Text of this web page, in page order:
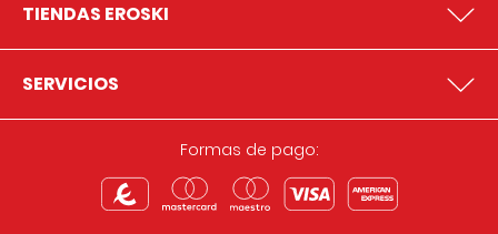
TIENDAS EROSKI
SERVICIOS
Formas de pago: